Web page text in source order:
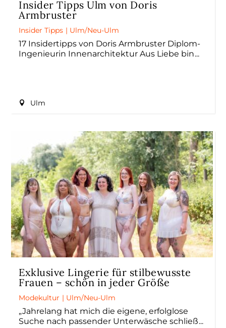
Insider Tipps Ulm von Doris
Armbruster
Insider Tipps | Ulm/Neu-Ulm
17 Insidertipps von Doris Armbruster Diplom-
Ingenieurin Innenarchitektur Aus Liebe bin
Ulm
Exklusive Lingerie für stilbewusste
Frauen – schön in jeder Größe
Modekultur | Ulm/Neu-Ulm
„Jahrelang hat mich die eigene, erfolglose
Suche nach passender Unterwäsche schließ